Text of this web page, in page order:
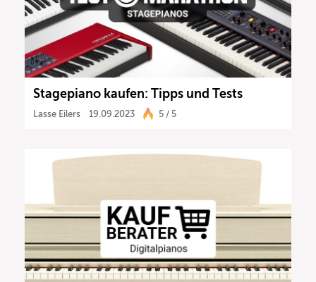
Stagepiano kaufen: Tipps und Tests
Lasse Eilers 19.09.2023 5 / 5